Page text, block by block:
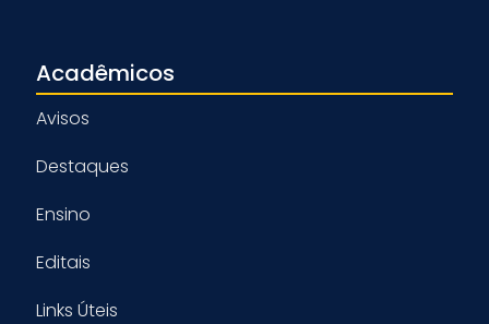
Acadêmicos
Avisos
Destaques
Ensino
Editais
Links Úteis